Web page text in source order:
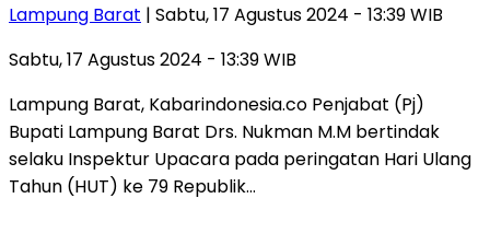
Lampung Barat | Sabtu, 17 Agustus 2024 - 13:39 WIB
Sabtu, 17 Agustus 2024 - 13:39 WIB
Lampung Barat, Kabarindonesia.co Penjabat (Pj)
Bupati Lampung Barat Drs. Nukman M.M bertindak
selaku Inspektur Upacara pada peringatan Hari Ulang
Tahun (HUT) ke 79 Republik…